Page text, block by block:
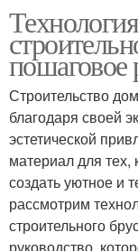
пошаговое
Строительство
благодаря своей
эстетической
материал для тех,
создать уютное и
рассмотрим
строительного
руководство,